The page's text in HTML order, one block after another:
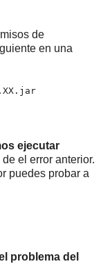
de
en una
ejecutar
el error anterior.
puedes probar a
problema del